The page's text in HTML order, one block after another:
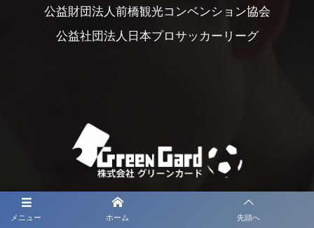
メニュー ホーム 先頭へ
公益財団法人前橋観光コンベンション協会
公益社団法人日本プロサッカーリーグ